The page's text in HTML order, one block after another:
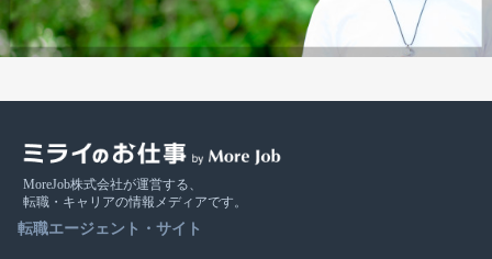
MoreJob株式会社が運営する、
転職・キャリアの情報メディアです。
転職エージェント・サイト